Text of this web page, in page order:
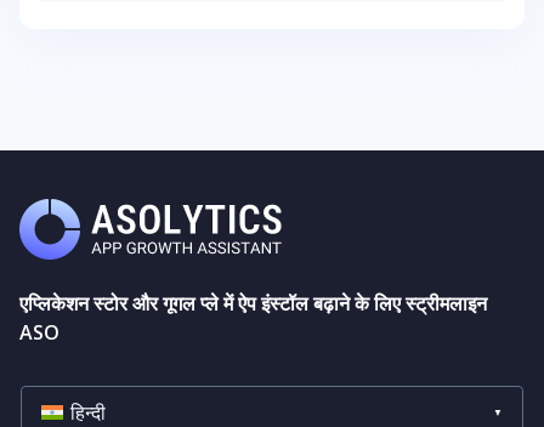
एप्लिकेशन स्टोर और गूगल प्ले में ऐप इंस्टॉल बढ़ाने के लिए स्ट्रीमलाइन
ASO
हिन्दी